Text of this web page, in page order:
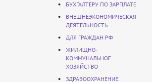
БУХГАЛТЕРУ ПО ЗАРПЛАТЕ
ВНЕШНЕЭКОНОМИЧЕСКАЯ
ДЕЯТЕЛЬНОСТЬ
ДЛЯ ГРАЖДАН РФ
ЖИЛИЩНО-
КОММУНАЛЬНОЕ
ХОЗЯЙСТВО
ЗДРАВООХРАНЕНИЕ.